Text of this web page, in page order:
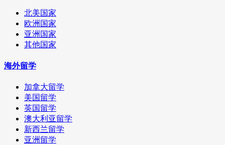
北美国家
欧洲国家
亚洲国家
其他国家
海外留学
加拿大留学
美国留学
英国留学
澳大利亚留学
新西兰留学
亚洲留学